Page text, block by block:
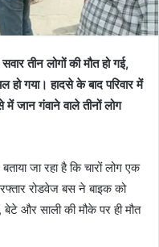
तीन लोगों की मौत हो गई,
हो गया। हादसे के बाद परिवार में
जान गंवाने वाले तीनों लोग
जा रहा है कि चारों लोग एक
रोडवेज बस ने बाइक को
और साली की मौके पर ही मौत